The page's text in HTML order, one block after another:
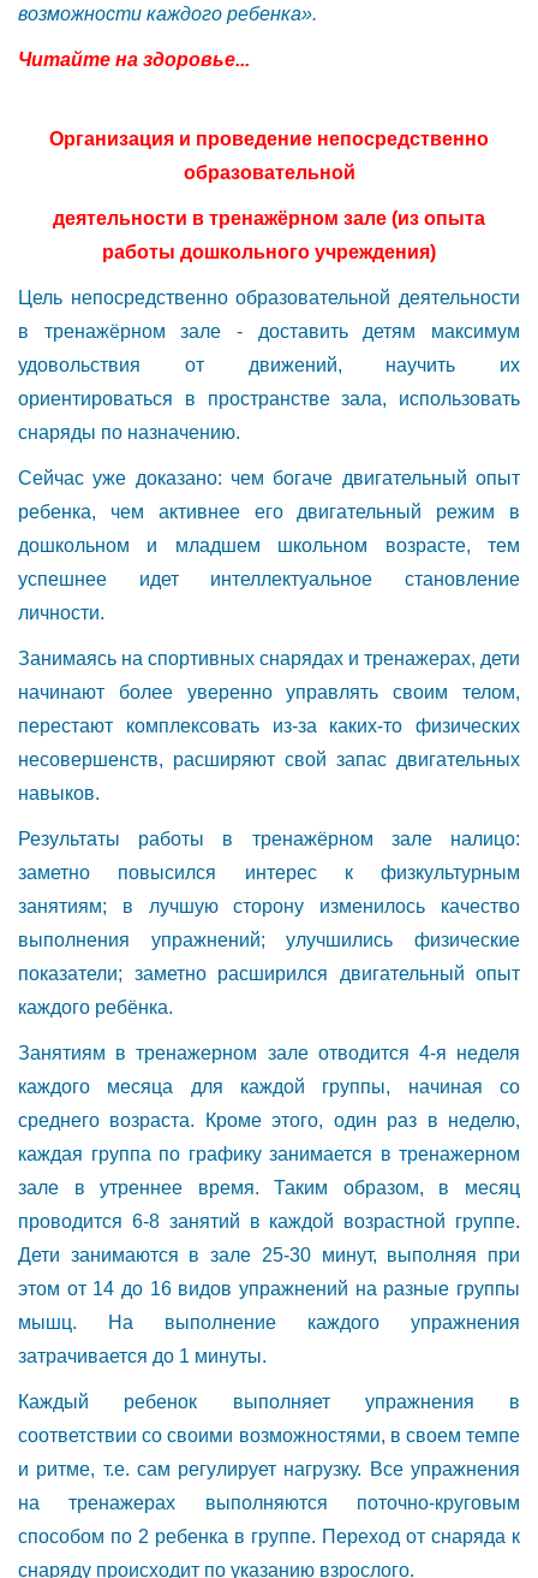
возможности каждого ребенка».
Читайте на здоровье...
Организация и проведение непосредственно
образовательной
деятельности в тренажёрном зале (из опыта
работы дошкольного учреждения)
Цель непосредственно образовательной деятельности
в тренажёрном зале - доставить детям максимум
удовольствия от движений, научить их
ориентироваться в пространстве зала, использовать
снаряды по назначению.
Сейчас уже доказано: чем богаче двигательный опыт
ребенка, чем активнее его двигательный режим в
дошкольном и младшем школьном возрасте, тем
успешнее идет интеллектуальное становление
личности.
Занимаясь на спортивных снарядах и тренажерах, дети
начинают более уверенно управлять своим телом,
перестают комплексовать из-за каких-то физических
несовершенств, расширяют свой запас двигательных
навыков.
Результаты работы в тренажёрном зале налицо:
заметно повысился интерес к физкультурным
занятиям; в лучшую сторону изменилось качество
выполнения упражнений; улучшились физические
показатели; заметно расширился двигательный опыт
каждого ребёнка.
Занятиям в тренажерном зале отводится 4-я неделя
каждого месяца для каждой группы, начиная со
среднего возраста. Кроме этого, один раз в неделю,
каждая группа по графику занимается в тренажерном
зале в утреннее время. Таким образом, в месяц
проводится 6-8 занятий в каждой возрастной группе.
Дети занимаются в зале 25-30 минут, выполняя при
этом от 14 до 16 видов упражнений на разные группы
мышц. На выполнение каждого упражнения
затрачивается до 1 минуты.
Каждый ребенок выполняет упражнения в
соответствии со своими возможностями, в своем темпе
и ритме, т.е. сам регулирует нагрузку. Все упражнения
на тренажерах выполняются поточно-круговым
способом по 2 ребенка в группе. Переход от снаряда к
снаряду происходит по указанию взрослого.